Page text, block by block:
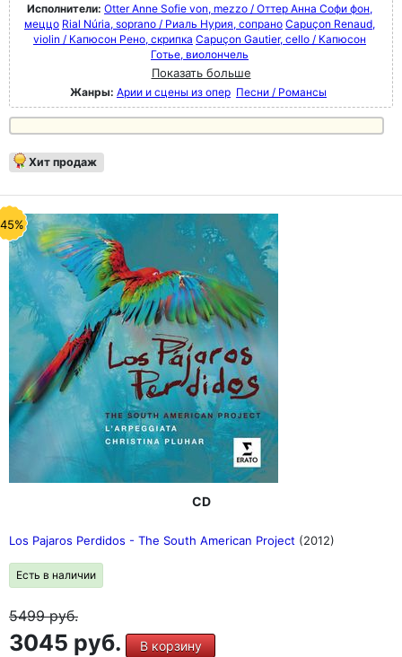
Исполнители: Otter Anne Sofie von, mezzo / Оттер Анна Софи фон,
меццо Rial Núria, soprano / Риаль Нурия, сопрано Capuçon Renaud,
violin / Капюсон Рено, скрипка Capuçon Gautier, cello / Капюсон
Готье, виолончель
Показать больше
Жанры: Арии и сцены из опер Песни / Романсы
Хит продаж
CD
Los Pajaros Perdidos - The South American Project (2012)
Есть в наличии
5499руб.
3045 руб. В корзину